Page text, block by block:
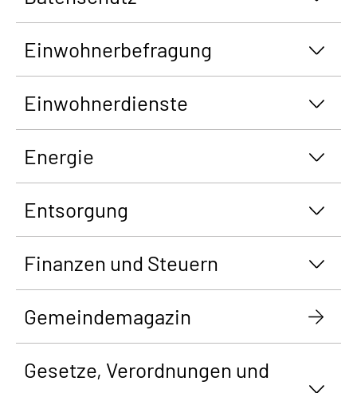
Einwohnerbefragung
Einwohnerdienste
Energie
Entsorgung
Finanzen und Steuern
Gemeindemagazin
Gesetze, Verordnungen und